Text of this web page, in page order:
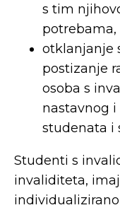
s tim
potrebama,
otklanjanje
postizanje
osoba s
nastavnog
studenata i
Studenti s
invaliditeta,